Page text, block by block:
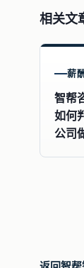
相关文
薪
智帮
如何
公司